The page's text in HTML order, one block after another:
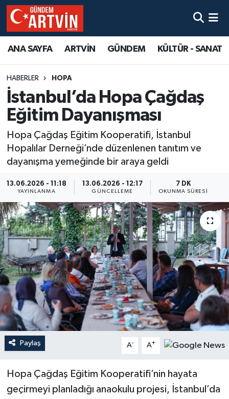
ANA SAYFA ARTVİN GÜNDEM KÜLTÜR - SANAT
HABERLER HOPA
İstanbul’da Hopa Çağdaş
Eğitim Dayanışması
Hopa Çağdaş Eğitim Kooperatifi, İstanbul
Hopalılar Derneği’nde düzenlenen tanıtım ve
dayanışma yemeğinde bir araya geldi
13.06.2026 - 11:18
YAYINLANMA
13.06.2026 - 12:17
GÜNCELLEME
7 DK
OKUNMA SÜRESI
Paylaş A- A+
Hopa Çağdaş Eğitim Kooperatifi’nin hayata
geçirmeyi planladığı anaokulu projesi, İstanbul’da